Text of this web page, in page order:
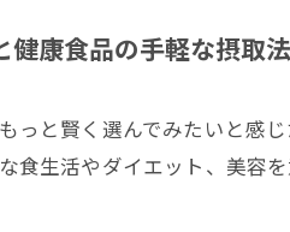
健康食品の手軽な摂取
っと賢く選んでみたいと感
食生活やダイエット、美容